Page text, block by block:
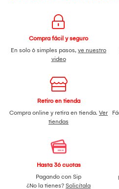
Compra fácil y seguro
En solo 6 simples pasos, ve nuestro
video
Retiro en tienda
Compra online y retira en tienda. Ver
tiendas
Hasta 36 cuotas
Pagando con Sip
¿No la tienes? Solicítala